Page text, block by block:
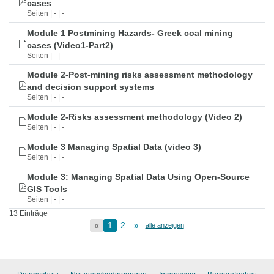
cases
Seiten | - | -
Module 1 Postmining Hazards- Greek coal mining
cases (Video1-Part2)
Seiten | - | -
Module 2-Post-mining risks assessment methodology
and decision support systems
Seiten | - | -
Module 2-Risks assessment methodology (Video 2)
Seiten | - | -
Module 3 Managing Spatial Data (video 3)
Seiten | - | -
Module 3: Managing Spatial Data Using Open-Source
GIS Tools
Seiten | - | -
13 Einträge
« 1 2 » alle anzeigen